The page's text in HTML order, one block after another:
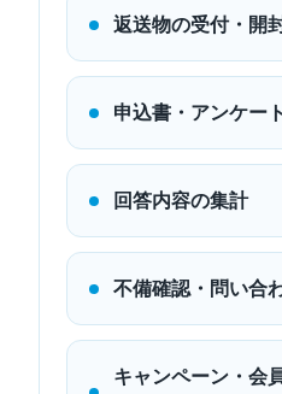
返送物の受付・開
申込書・アンケー
回答内容の集計
不備確認・問い合
キャンペーン・会